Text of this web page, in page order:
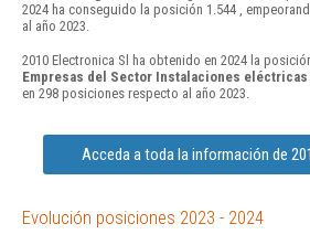
2024 ha conseguido la posición 1.544 ,
al año 2023.
2010 Electronica Sl ha obtenido en 2024 la
Empresas del Sector Instalaciones eléctricas
en 298 posiciones respecto al año 2023.
Acceda a toda la información de
Evolución posiciones 2023 - 2024